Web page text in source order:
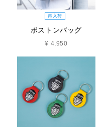
再入荷
ボストンバッグ
¥ 4,950